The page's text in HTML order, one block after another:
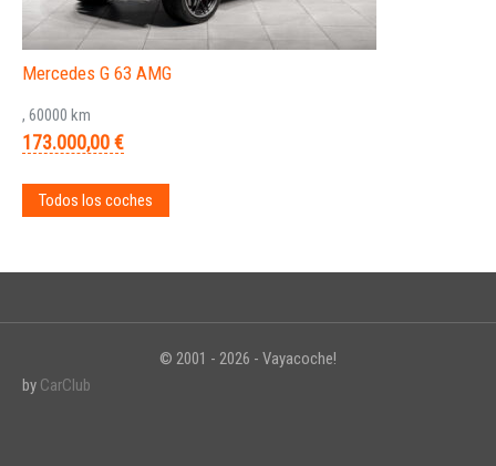
Mercedes G 63 AMG
, 60000 km
173.000,00 €
Todos los coches
© 2001 - 2026 - Vayacoche!
by CarClub